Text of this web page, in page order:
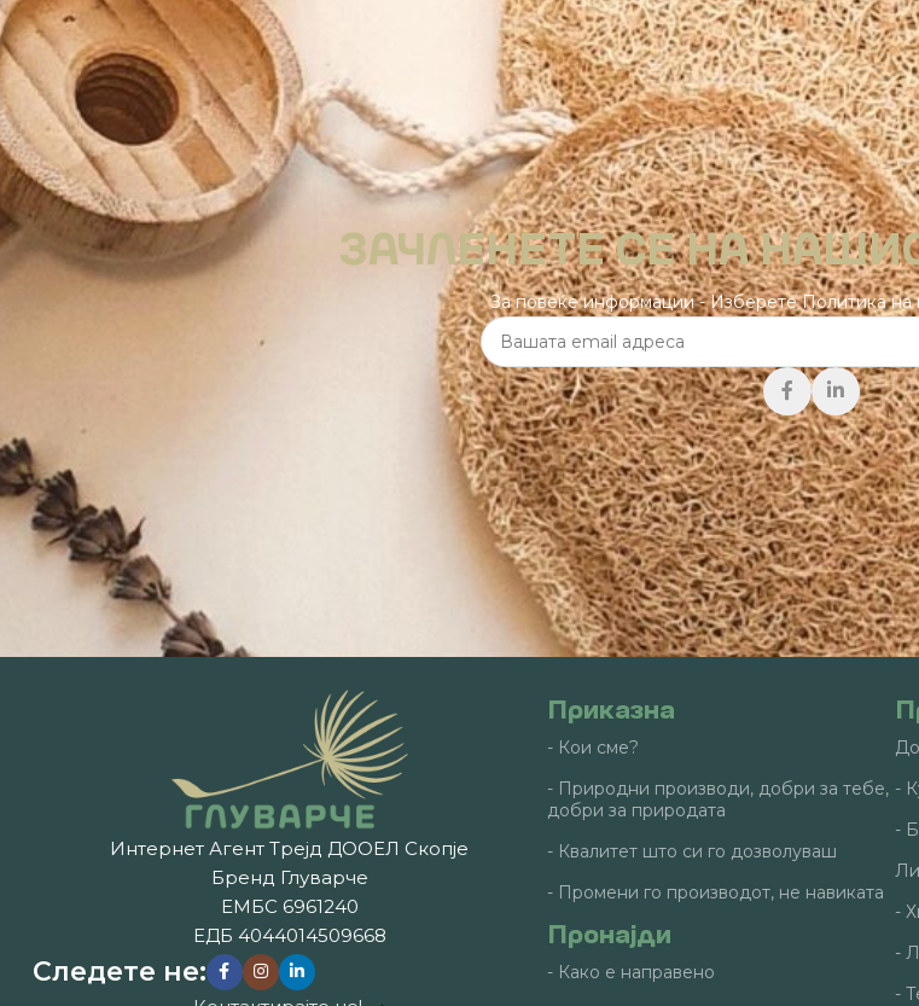
ЗАЧЛЕНЕТЕ СЕ НА
За повеќе информации - Изберете Политика на
Интернет Агент Трејд ДООЕЛ Скопје
Бренд Глуварче
ЕМБС 6961240
ЕДБ 4044014509668
Следете не:
Приказна
- Кои сме?
- Природни производи, добри за тебе,
добри за природата
- Квалитет што си го дозволуваш
- Промени го производот, не навиката
Пронајди
- Како е направено
-
-
-
-
-